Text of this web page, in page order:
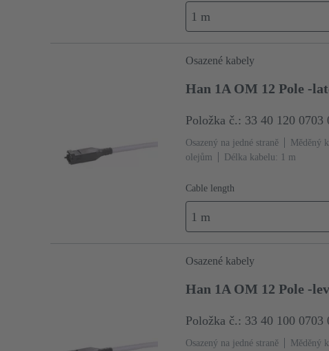
1 m
Osazené kabely
Han 1A OM 12 Pole -
Položka č.: 33 40 120 0703
Osazený na jedné straně Měděný
olejům
Délka kabelu: 1 m
Cable length
1 m
Osazené kabely
Han 1A OM 12 Pole -
Položka č.: 33 40 100 0703
Osazený na jedné straně Měděný